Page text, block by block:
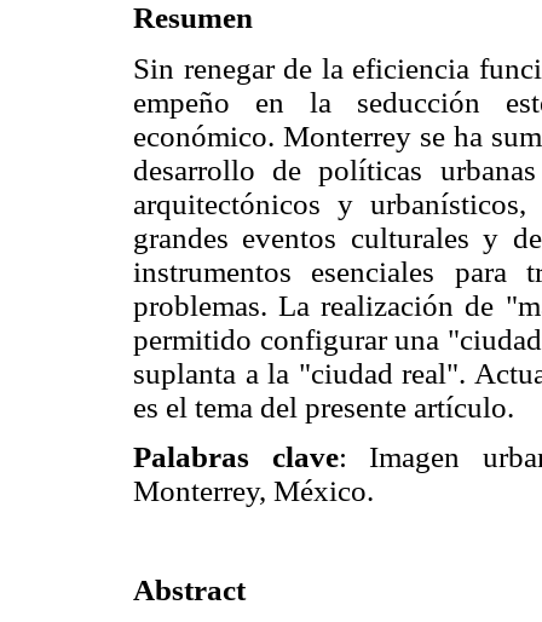
Resumen
Sin renegar de la eficiencia
empeño en la seducción
económico. Monterrey se ha
desarrollo de políticas
arquitectónicos y
grandes eventos culturales y
instrumentos esenciales
problemas. La realización de
permitido configurar una
suplanta a la "ciudad real".
es el tema del presente artículo.
Palabras clave: Imagen
Monterrey, México.
Abstract